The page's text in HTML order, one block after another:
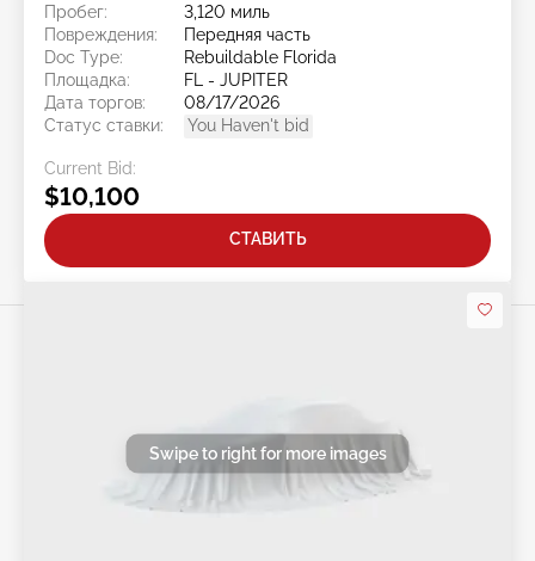
Пробег:
3,120 миль
Повреждения:
Передняя часть
Doc Type:
Rebuildable Florida
Площадка:
FL - JUPITER
Дата торгов:
08/17/2026
Статус ставки:
You Haven't bid
Current Bid:
$10,100
СТАВИТЬ
Swipe to right for more images